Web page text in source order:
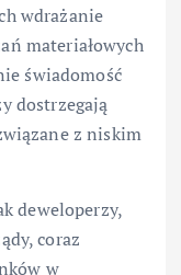
wdrażanie
materiałowych
świadomość
dostrzegają
z niskim
deweloperzy,
coraz
w